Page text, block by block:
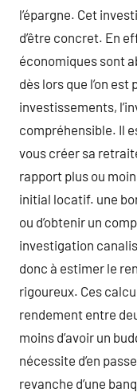
l’épargne. Cet
d’être concret. En
économiques sont
dès lors que l’on
investissements,
compréhensible. Il
vous créer sa
rapport plus ou
initial locatif. une
ou d’obtenir un
investigation
donc à estimer le
rigoureux. Ces
rendement entre
moins d’avoir un
nécessite d’en
revanche d’une